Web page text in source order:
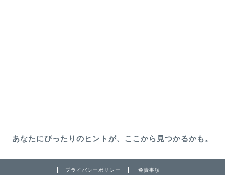
あなたにぴったりのヒントが、ここから見つかるかも。
プライバシーポリシー 免責事項